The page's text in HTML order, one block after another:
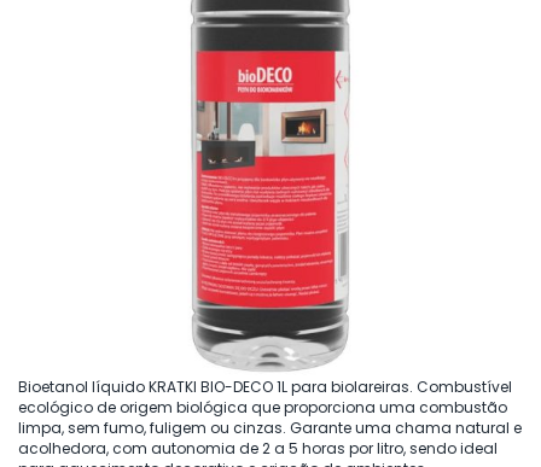
Bioetanol líquido KRATKI BIO-DECO 1L para biolareiras. Combustível
ecológico de origem biológica que proporciona uma combustão
limpa, sem fumo, fuligem ou cinzas. Garante uma chama natural e
acolhedora, com autonomia de 2 a 5 horas por litro, sendo ideal